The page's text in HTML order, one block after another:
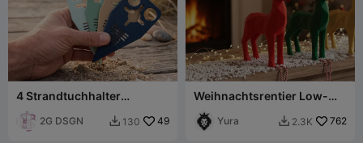
4 Strandtuchhalter
Schnelldruck
2G DSGN  130 49
Weihnachtsrentier Low-
Yura  2.3K 762